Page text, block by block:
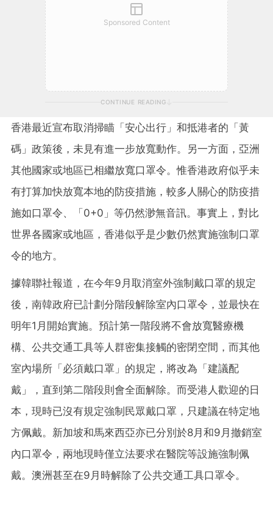
Sponsored Content
CONTINUE READING
香港最近宣布取消掃瞄「安心出行」和抵港者的「黃
碼」政策後，未見有進一步放寬動作。另一方面，亞洲
其他國家或地區已相繼放寬口罩令。惟香港政府似乎未
有打算加快放寬本地的防疫措施，較多人關心的防疫措
施如口罩令、「0+0」等仍然渺無音訊。事實上，對比
世界各國家或地區，香港似乎是少數仍然實施強制口罩
令的地方。
據韓聯社報道，在今年9月取消室外強制戴口罩的規定
後，南韓政府已計劃分階段解除室內口罩令，並最快在
明年1月開始實施。預計第一階段將不會放寬醫療機
構、公共交通工具等人群密集接觸的密閉空間，而其他
室內場所「必須戴口罩」的規定，將改為「建議配
戴」，直到第二階段則會全面解除。而受港人歡迎的日
本，現時已沒有規定強制民眾戴口罩，只建議在特定地
方佩戴。新加坡和馬來西亞亦已分別於8月和9月撤銷室
內口罩令，兩地現時僅立法要求在醫院等設施強制佩
戴。澳洲甚至在9月時解除了公共交通工具口罩令。